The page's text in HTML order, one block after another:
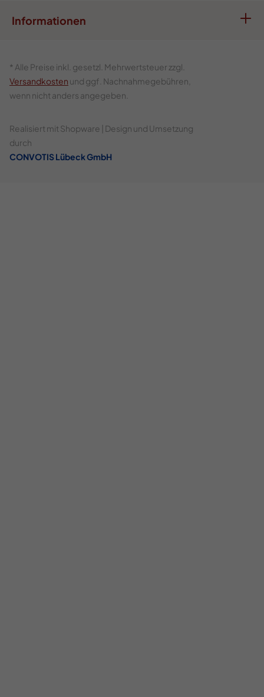
Informationen
* Alle Preise inkl. gesetzl. Mehrwertsteuer zzgl.
Versandkosten und ggf. Nachnahmegebühren,
wenn nicht anders angegeben.
Realisiert mit Shopware | Design und Umsetzung
durch
CONVOTIS Lübeck GmbH